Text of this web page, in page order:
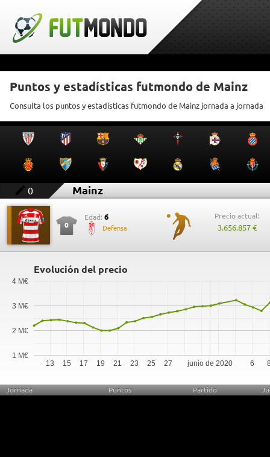
Puntos y estadísticas futmondo de Mainz
Consulta los puntos y estadísticas futmondo de Mainz jornada a jornada
0 Mainz
0
Edad: 6
Defensa
Precio actual:
3.656.857 €
Evolución del precio
junio de 2020
13 15 17 19 21 23 25 27 6
1 M€
2 M€
3 M€
4 M€
Jornada Puntos Partido